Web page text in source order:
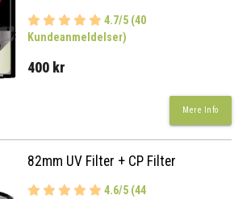
4.7/5 (40
Kundeanmeldelser)
400 kr
Mere Info
82mm UV Filter + CP Filter
4.6/5 (44